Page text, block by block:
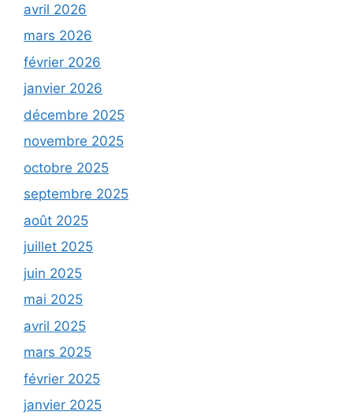
avril 2026
mars 2026
février 2026
janvier 2026
décembre 2025
novembre 2025
octobre 2025
septembre 2025
août 2025
juillet 2025
juin 2025
mai 2025
avril 2025
mars 2025
février 2025
janvier 2025